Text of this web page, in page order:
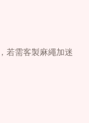
若需客製麻繩加迷